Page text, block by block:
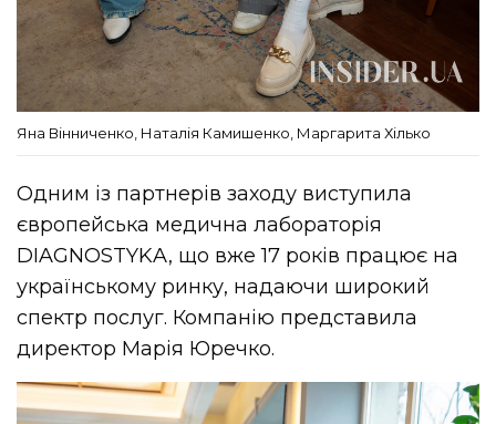
Яна Вінниченко, Наталія Камишенко, Маргарита Хілько
Одним із партнерів заходу виступила
європейська медична лабораторія
DIAGNOSTYKA, що вже 17 років працює на
українському ринку, надаючи широкий
спектр послуг. Компанію представила
директор Марія Юречко.